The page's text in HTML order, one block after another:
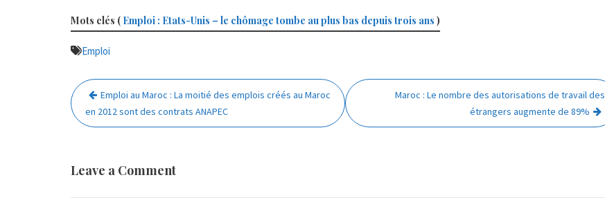
Mots clés ( Emploi : Etats-Unis – le chômage tombe au plus bas depuis trois ans )
Emploi
Navigation
de
l’article
Emploi au Maroc : La moitié des emplois créés au Maroc
en 2012 sont des contrats ANAPEC
Maroc : Le nombre des autorisations de travail des
étrangers augmente de 89%
Leave a Comment